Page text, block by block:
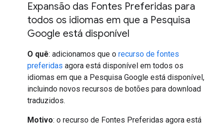
Expansão das Fontes Preferidas para
todos os idiomas em que a Pesquisa
Google está disponível
O quê: adicionamos que o recurso de fontes
preferidas agora está disponível em todos os
idiomas em que a Pesquisa Google está disponível,
incluindo novos recursos de botões para download
traduzidos.
Motivo: o recurso de Fontes Preferidas agora está